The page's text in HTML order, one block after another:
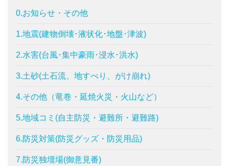
0.お知らせ・その他
1.地震(建物倒壊･液状化･地盤･津波)
2.水害(台風･集中豪雨･浸水･洪水)
3.土砂(土石流、地すべり、がけ崩れ)
4.その他（竜巻・延焼火災・火山など）
5.地域コミ(自主防災・避難所・避難路)
6.防災対策(防災グッズ・防災用品)
7.防災独壇場(御意見番)